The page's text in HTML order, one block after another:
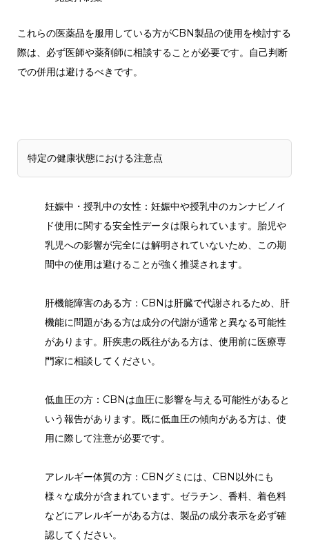
これらの医薬品を服用している方がCBN製品の使用を検討する
際は、必ず医師や薬剤師に相談することが必要です。自己判断
での併用は避けるべきです。
特定の健康状態における注意点
妊娠中・授乳中の女性：妊娠中や授乳中のカンナビノイ
ド使用に関する安全性データは限られています。胎児や
乳児への影響が完全には解明されていないため、この期
間中の使用は避けることが強く推奨されます。
肝機能障害のある方：CBNは肝臓で代謝されるため、肝
機能に問題がある方は成分の代謝が通常と異なる可能性
があります。肝疾患の既往がある方は、使用前に医療専
門家に相談してください。
低血圧の方：CBNは血圧に影響を与える可能性があると
いう報告があります。既に低血圧の傾向がある方は、使
用に際して注意が必要です。
アレルギー体質の方：CBNグミには、CBN以外にも
様々な成分が含まれています。ゼラチン、香料、着色料
などにアレルギーがある方は、製品の成分表示を必ず確
認してください。